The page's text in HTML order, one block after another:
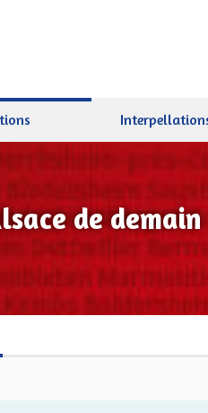
de demain